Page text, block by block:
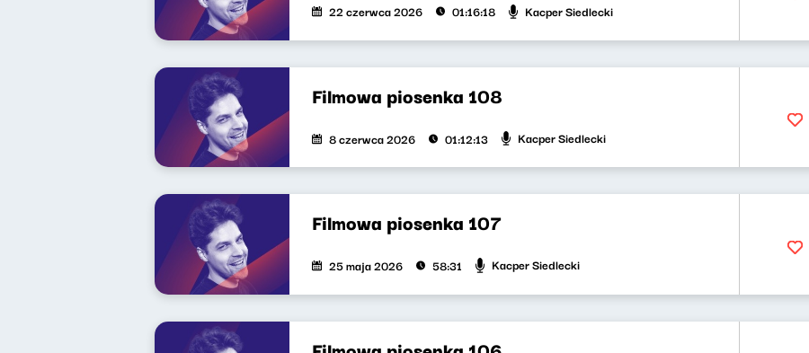
22 czerwca 2026 01:16:18 Kacper Siedlecki
Filmowa piosenka 108
8 czerwca 2026 01:12:13 Kacper Siedlecki
Filmowa piosenka 107
25 maja 2026 58:31 Kacper Siedlecki